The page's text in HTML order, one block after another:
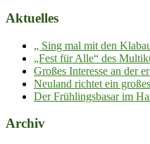
Aktuelles
„ Sing mal mit den
„Fest für Alle“ des
Großes Interesse an der
Neuland richtet ein
Der Frühlingsbasar im
Archiv